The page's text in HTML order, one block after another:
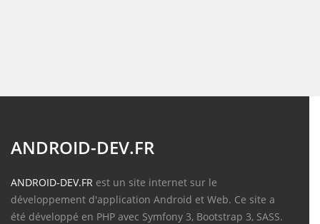
ANDROID-DEV.FR
ANDROID-DEV.FR est un site internet sur le
développement d'application Android et Web. Ce site a
été développé en PHP avec Symfony 3, Bootstrap 3, SASS.